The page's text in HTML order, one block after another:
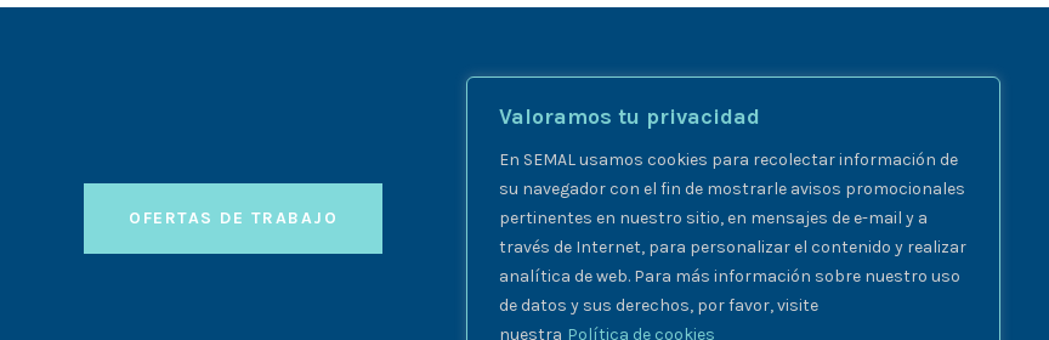
Valoramos tu privacidad
En SEMAL usamos cookies para recolectar información de
su navegador con el fin de mostrarle avisos promocionales
pertinentes en nuestro sitio, en mensajes de e-mail y a
través de Internet, para personalizar el contenido y realizar
analítica de web. Para más información sobre nuestro uso
de datos y sus derechos, por favor, visite
nuestra Política de cookies
OFERTAS DE TRABAJO